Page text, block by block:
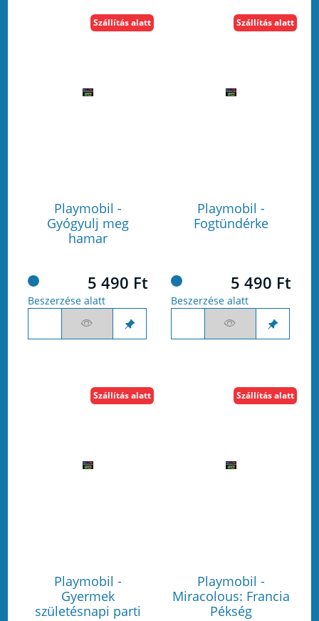
Playmobil -
Gyógyulj meg
hamar
Szállítás alatt
5 490 Ft
Beszerzése alatt
Playmobil -
Fogtündérke
Szállítás alatt
5 490 Ft
Beszerzése alatt
Playmobil -
Gyermek
születésnapi parti
Szállítás alatt
Playmobil -
Miracolous: Francia
Pékség
Szállítás alatt